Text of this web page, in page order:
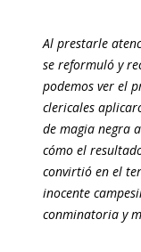
Al prestarle
se reformuló y
podemos ver el
clericales
de magia negra
cómo el
convirtió en el
inocente
conminatoria y